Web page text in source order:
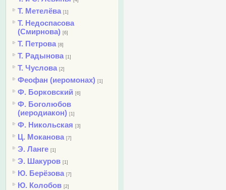
Т. Метелёва [1]
Т. Недоспасова
(Смирнова) [6]
Т. Петрова [8]
Т. Радынова [1]
Т. Чуслова [2]
Феофан (иеромонах) [1]
Ф. Борковский [6]
Ф. Боголюбов
(иеродиакон) [1]
Ф. Никольская [3]
Ц. Моканова [7]
Э. Ланге [1]
Э. Шакуров [1]
Ю. Берёзова [7]
Ю. Колобов [2]